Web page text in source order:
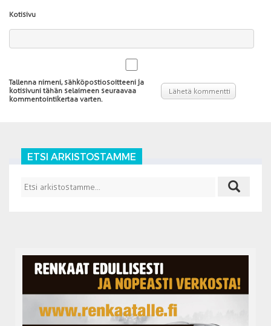
Kotisivu
Tallenna nimeni, sähköpostiosoitteeni ja
kotisivuni tähän selaimeen seuraavaa
kommentointikertaa varten.
ETSI ARKISTOSTAMME